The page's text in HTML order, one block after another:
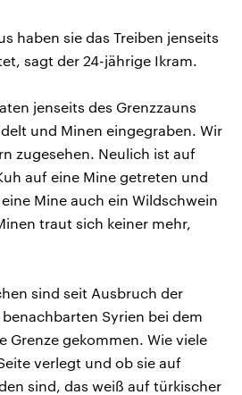
haben sie das Treiben jenseits
sagt der 24-jährige Ikram.
jenseits des Grenzzauns
und Minen eingegraben. Wir
zugesehen. Neulich ist auf
auf eine Mine getreten und
Mine auch ein Wildschwein
traut sich keiner mehr,
sind seit Ausbruch der
Syrien bei dem
Grenze gekommen. Wie viele
verlegt und ob sie auf
sind, das weiß auf türkischer